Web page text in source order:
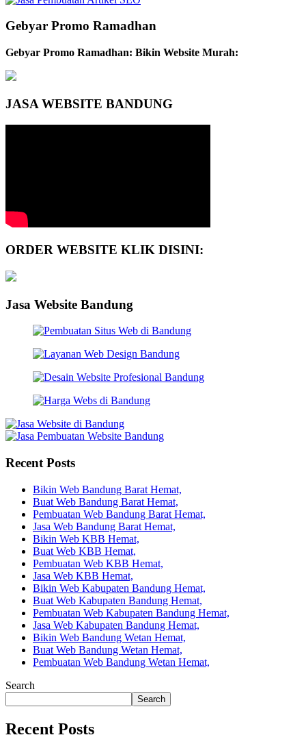
Gebyar Promo Ramadhan
Gebyar Promo Ramadhan: Bikin Website Murah:
JASA WEBSITE BANDUNG
ORDER WEBSITE KLIK DISINI:
Jasa Website Bandung
Recent Posts
Bikin Web Bandung Barat Hemat,
Buat Web Bandung Barat Hemat,
Pembuatan Web Bandung Barat Hemat,
Jasa Web Bandung Barat Hemat,
Bikin Web KBB Hemat,
Buat Web KBB Hemat,
Pembuatan Web KBB Hemat,
Jasa Web KBB Hemat,
Bikin Web Kabupaten Bandung Hemat,
Buat Web Kabupaten Bandung Hemat,
Pembuatan Web Kabupaten Bandung Hemat,
Jasa Web Kabupaten Bandung Hemat,
Bikin Web Bandung Wetan Hemat,
Buat Web Bandung Wetan Hemat,
Pembuatan Web Bandung Wetan Hemat,
Search
Search
Recent Posts